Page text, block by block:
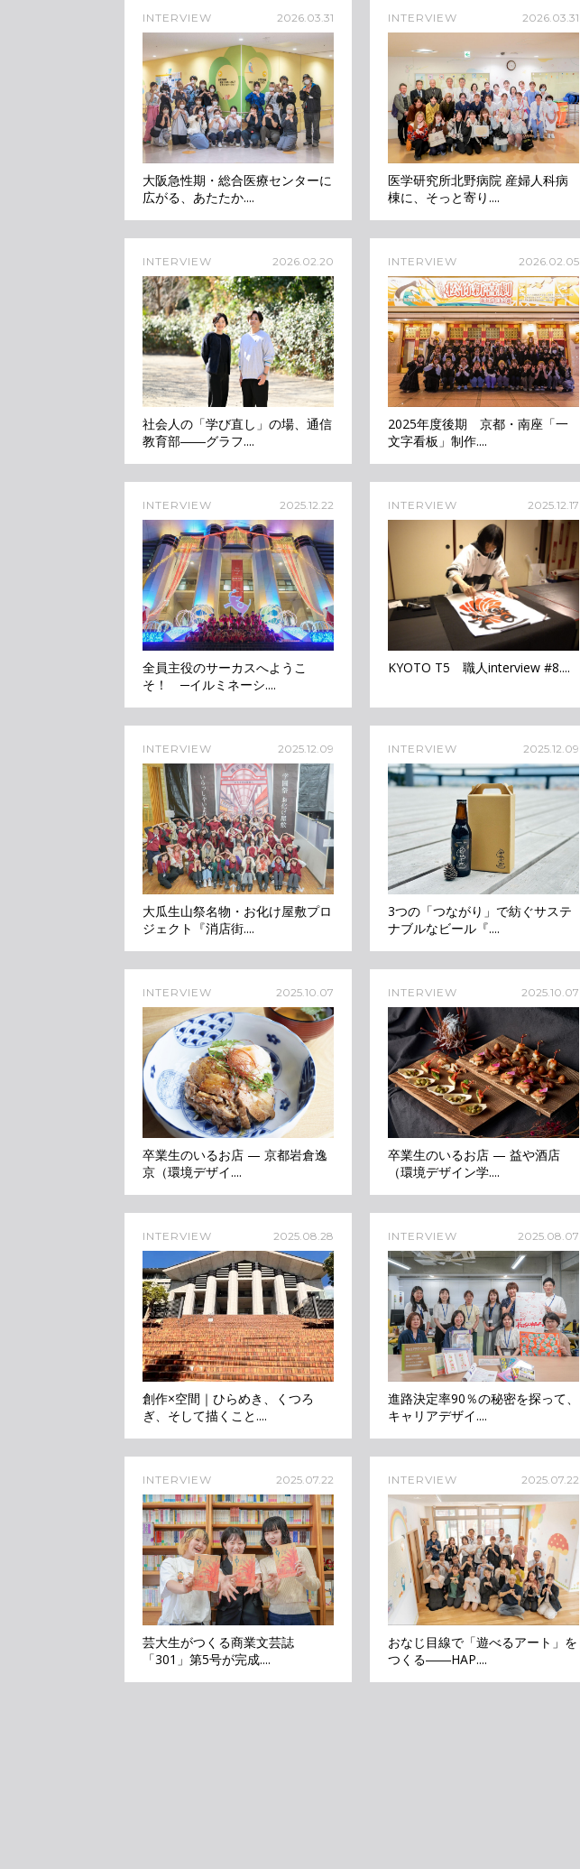
INTERVIEW 2026.03.31
大阪急性期・総合医療センターに
広がる、あたたか....
INTERVIEW 2026.03.31
医学研究所北野病院 産婦人科病
棟に、そっと寄り....
INTERVIEW 2026.02.20
社会人の「学び直し」の場、通信
教育部――グラフ....
INTERVIEW 2026.02.05
2025年度後期 京都・南座「一
文字看板」制作....
INTERVIEW 2025.12.22
全員主役のサーカスへようこ
そ！ ─イルミネーシ....
INTERVIEW 2025.12.17
KYOTO T5 職人interview #8....
INTERVIEW 2025.12.09
大瓜生山祭名物・お化け屋敷プロ
ジェクト『消店街....
INTERVIEW 2025.12.09
3つの「つながり」で紡ぐサステ
ナブルなビール『....
INTERVIEW 2025.10.07
卒業生のいるお店 — 京都岩倉逸
京（環境デザイ....
INTERVIEW 2025.10.07
卒業生のいるお店 — 益や酒店
（環境デザイン学....
INTERVIEW 2025.08.28
創作×空間｜ひらめき、くつろ
ぎ、そして描くこと....
INTERVIEW 2025.08.07
進路決定率90％の秘密を探って、
キャリアデザイ....
INTERVIEW 2025.07.22
芸大生がつくる商業文芸誌
「301」第5号が完成....
INTERVIEW 2025.07.22
おなじ目線で「遊べるアート」を
つくる――HAP....